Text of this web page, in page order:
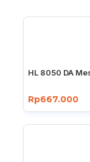
HL 8050 DA
Rp667.000